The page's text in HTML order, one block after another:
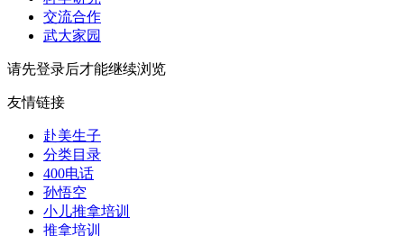
交流合作
武大家园
请先登录后才能继续浏览
友情链接
赴美生子
分类目录
400电话
孙悟空
小儿推拿培训
推拿培训